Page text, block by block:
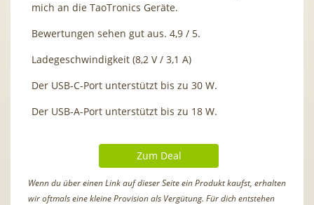
mich an die TaoTronics Geräte.
Bewertungen sehen gut aus. 4,9 / 5.
Ladegeschwindigkeit (8,2 V / 3,1 A)
Der USB-C-Port unterstützt bis zu 30 W.
Der USB-A-Port unterstützt bis zu 18 W.
Zum Deal
Wenn du über einen Link auf dieser Seite ein Produkt kaufst, erhalten
wir oftmals eine kleine Provision als Vergütung. Für dich entstehen